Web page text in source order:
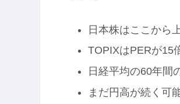
日本株はここから
TOPIXはPERが15
日経平均の60年間
まだ円高が続く可